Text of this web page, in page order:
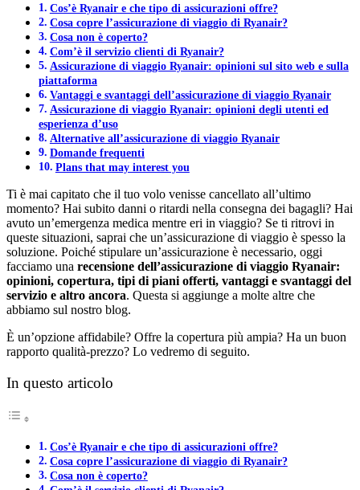
Cos’è Ryanair e che tipo di assicurazioni offre?
Cosa copre l’assicurazione di viaggio di Ryanair?
Cosa non è coperto?
Com’è il servizio clienti di Ryanair?
Assicurazione di viaggio Ryanair: opinioni sul sito web e sulla
piattaforma
Vantaggi e svantaggi dell’assicurazione di viaggio Ryanair
Assicurazione di viaggio Ryanair: opinioni degli utenti ed
esperienza d’uso
Alternative all’assicurazione di viaggio Ryanair
Domande frequenti
Plans that may interest you
Ti è mai capitato che il tuo volo venisse cancellato all’ultimo
momento? Hai subito danni o ritardi nella consegna dei bagagli? Hai
avuto un’emergenza medica mentre eri in viaggio? Se ti ritrovi in
queste situazioni, saprai che un’assicurazione di viaggio è spesso la
soluzione. Poiché stipulare un’assicurazione è necessario, oggi
facciamo una recensione dell’assicurazione di viaggio Ryanair:
opinioni, copertura, tipi di piani offerti, vantaggi e svantaggi del
servizio e altro ancora. Questa si aggiunge a molte altre che
abbiamo sul nostro blog.
È un’opzione affidabile? Offre la copertura più ampia? Ha un buon
rapporto qualità-prezzo? Lo vedremo di seguito.
In questo articolo
Cos’è Ryanair e che tipo di assicurazioni offre?
Cosa copre l’assicurazione di viaggio di Ryanair?
Cosa non è coperto?